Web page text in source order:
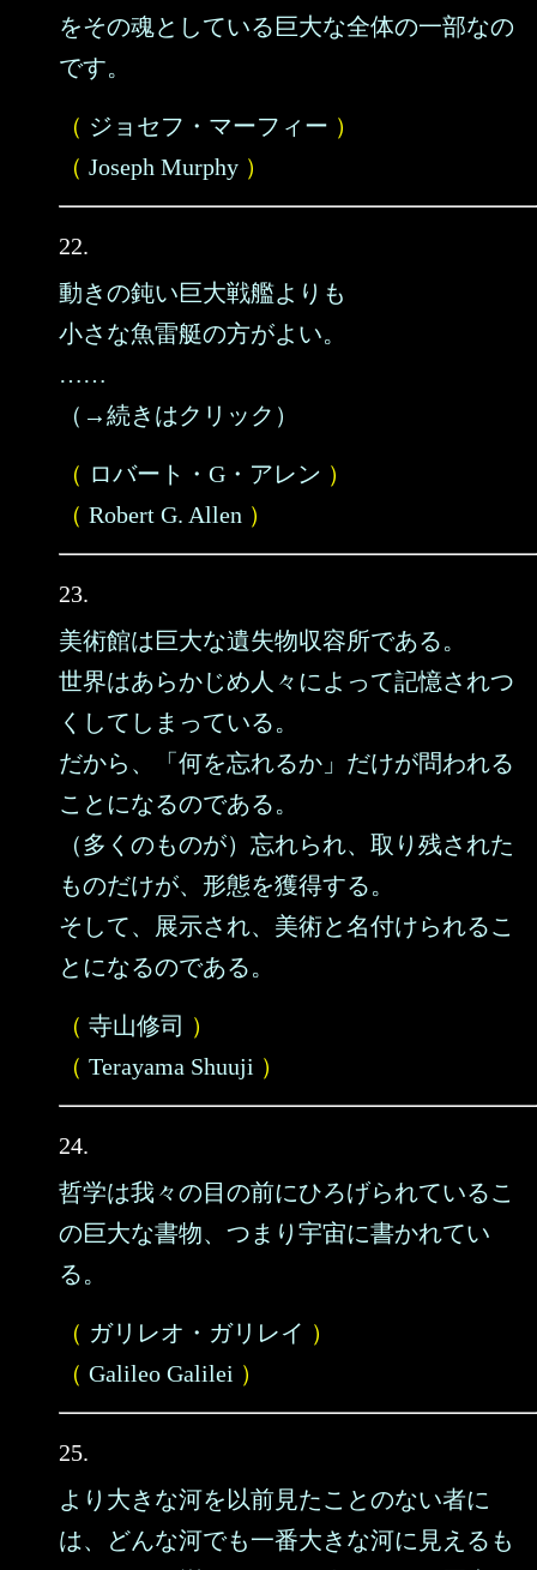
をその魂としている巨大な全体の一部なの
です。
（ ジョセフ・マーフィー ）
（ Joseph Murphy ）
22.
動きの鈍い巨大戦艦よりも
小さな魚雷艇の方がよい。
……
（→続きはクリック）
（ ロバート・G・アレン ）
（ Robert G. Allen ）
23.
美術館は巨大な遺失物収容所である。
世界はあらかじめ人々によって記憶されつ
くしてしまっている。
だから、「何を忘れるか」だけが問われる
ことになるのである。
（多くのものが）忘れられ、取り残された
ものだけが、形態を獲得する。
そして、展示され、美術と名付けられるこ
とになるのである。
（ 寺山修司 ）
（ Terayama Shuuji ）
24.
哲学は我々の目の前にひろげられているこ
の巨大な書物、つまり宇宙に書かれてい
る。
（ ガリレオ・ガリレイ ）
（ Galileo Galilei ）
25.
より大きな河を以前見たことのない者に
は、どんな河でも一番大きな河に見えるも